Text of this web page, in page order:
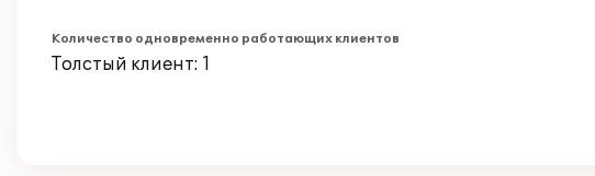
Количество одновременно работающих клиентов
Толстый клиент: 1